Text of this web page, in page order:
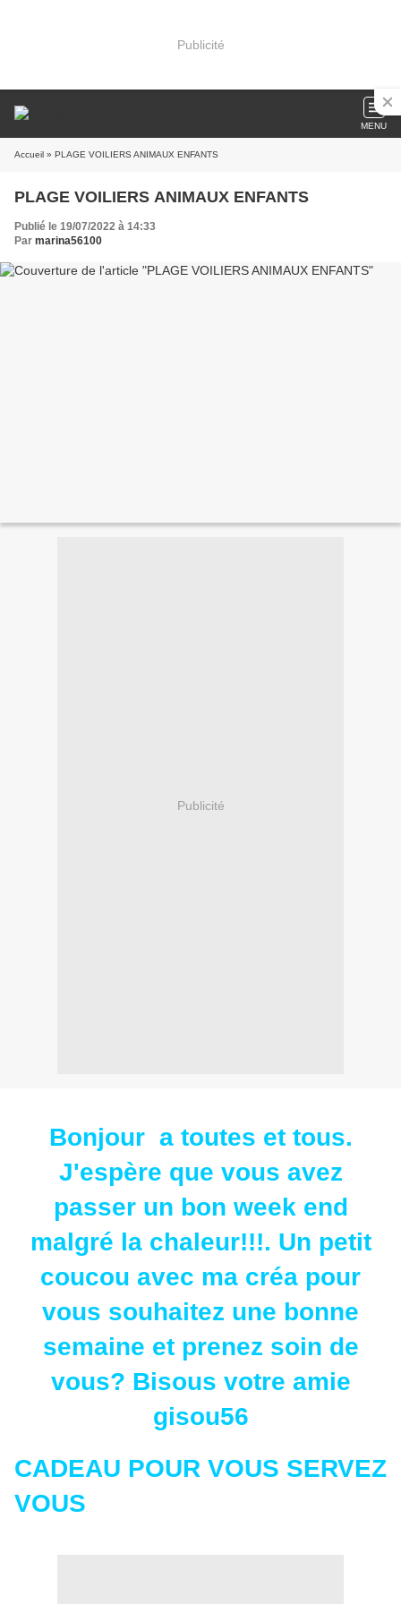
Publicité
MENU
Accueil » PLAGE VOILIERS ANIMAUX ENFANTS
PLAGE VOILIERS ANIMAUX ENFANTS
Publié le 19/07/2022 à 14:33
Par marina56100
Publicité
Bonjour a toutes et tous.
J'espère que vous avez
passer un bon week end
malgré la chaleur!!!. Un petit
coucou avec ma créa pour
vous souhaitez une bonne
semaine et prenez soin de
vous? Bisous votre amie
gisou56
CADEAU POUR VOUS SERVEZ
VOUS